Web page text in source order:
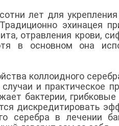
лет для
эхинацея
отравления крови,
в основном она
коллоидного
и практическое
бактерии,
дискредитировать
серебра в лечении